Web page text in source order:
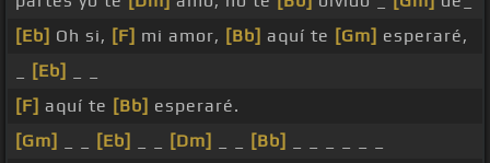
[Eb] Oh si, [F] mi amor, [Bb] aquí te [Gm] esperaré,
[Eb]
[F] aquí te [Bb] esperaré.
[Gm]
[Eb] [Dm] [Bb]